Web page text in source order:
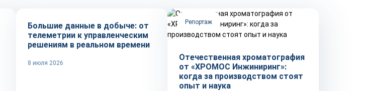
Большие данные в добыче: от
телеметрии к управленческим
решениям в реальном времени
8 июля 2026
Репортаж
Отечественная хроматография
от «ХРОМОС Инжиниринг»:
когда за производством стоят
опыт и наука